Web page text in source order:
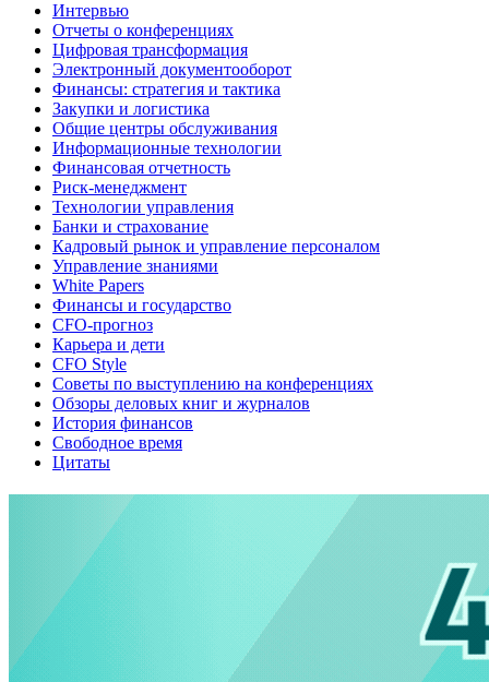
Интервью
Отчеты о конференциях
Цифровая трансформация
Электронный документооборот
Финансы: стратегия и тактика
Закупки и логистика
Общие центры обслуживания
Информационные технологии
Финансовая отчетность
Риск-менеджмент
Технологии управления
Банки и страхование
Кадровый рынок и управление персоналом
Управление знаниями
White Papers
Финансы и государство
CFO-прогноз
Карьера и дети
CFO Style
Советы по выступлению на конференциях
Обзоры деловых книг и журналов
История финансов
Свободное время
Цитаты